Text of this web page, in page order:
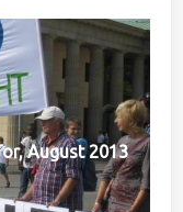
August 2013